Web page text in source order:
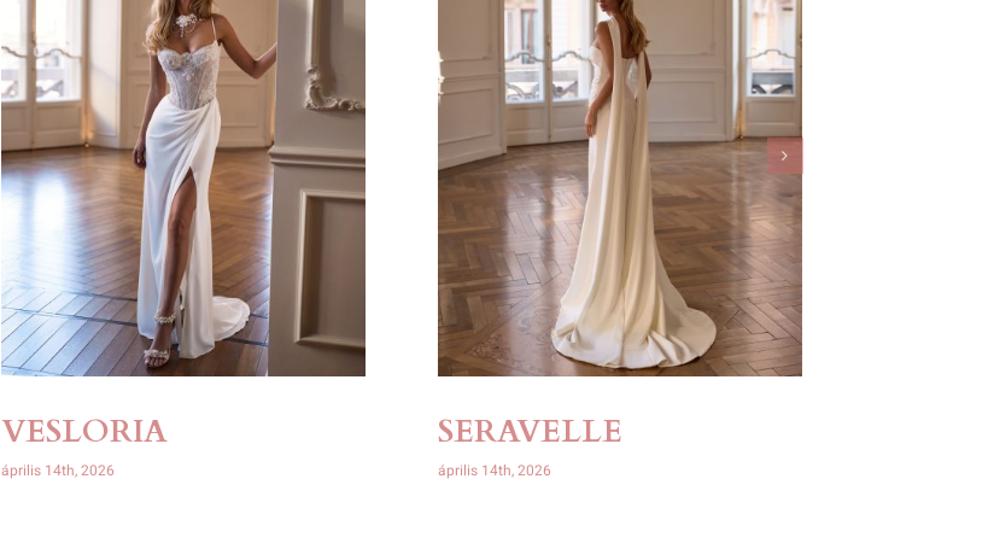
VESLORIA
április 14th, 2026
SERAVELLE
április 14th, 2026